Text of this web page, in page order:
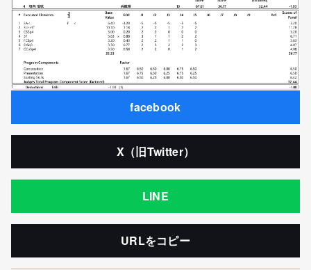
facebook
X（旧Twitter）
LINE
URLをコピー